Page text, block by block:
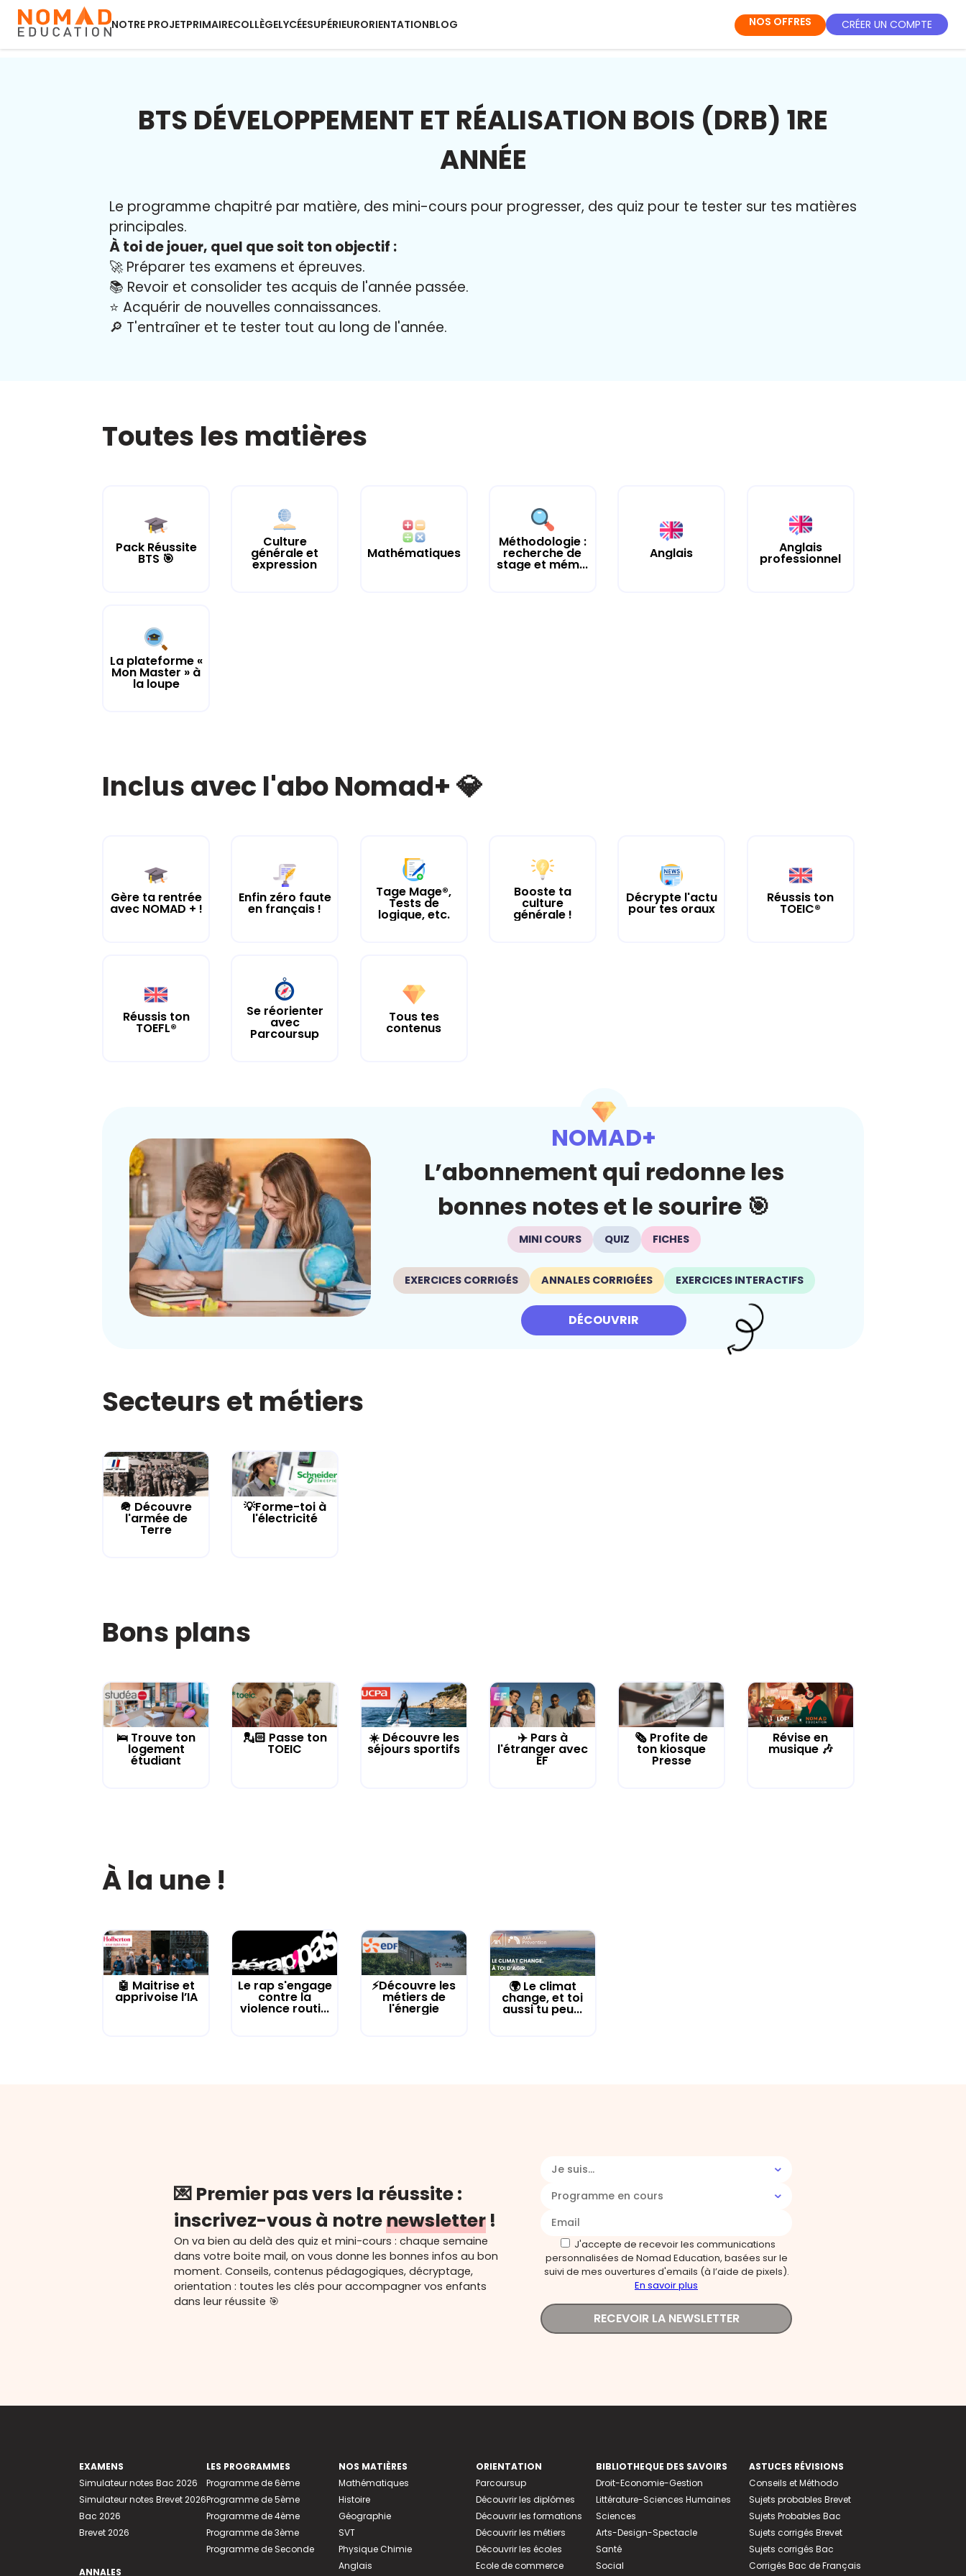
NOTRE PROJETPRIMAIRECOLLÈGELYCÉESUPÉRIEURORIENTATIONBLOG NOS OFFRES CRÉER UN COMPTE
BTS DÉVELOPPEMENT ET RÉALISATION BOIS (DRB) 1RE
ANNÉE
Le programme chapitré par matière, des mini-cours pour progresser, des quiz pour te tester sur tes matières
principales.
À toi de jouer, quel que soit ton objectif :
🚀 Préparer tes examens et épreuves.
📚 Revoir et consolider tes acquis de l'année passée.
⭐️ Acquérir de nouvelles connaissances.
🔎 T'entraîner et te tester tout au long de l'année.
Toutes les matières
Pack Réussite
BTS 🎯
Culture
générale et
expression
Mathématiques
Méthodologie :
recherche de
stage et mém...
Anglais Anglais
professionnel
La plateforme «
Mon Master » à
la loupe
Inclus avec l'abo Nomad+ 💎
Gère ta rentrée
avec NOMAD + !
Enfin zéro faute
en français !
Tage Mage®,
Tests de
logique, etc.
Booste ta
culture
générale !
Décrypte l'actu
pour tes oraux
Réussis ton
TOEIC®
Réussis ton
TOEFL®
Se réorienter
avec
Parcoursup
Tous tes
contenus
NOMAD+
L’abonnement qui redonne les
bonnes notes et le sourire 🎯
MINI COURS QUIZ FICHES
EXERCICES CORRIGÉS ANNALES CORRIGÉES EXERCICES INTERACTIFS
DÉCOUVRIR
Secteurs et métiers
🪖 Découvre
l'armée de
Terre
💡Forme-toi à
l'électricité
Bons plans
🛌 Trouve ton
logement
étudiant
💂🏻 Passe ton
TOEIC
☀️ Découvre les
séjours sportifs
✈️ Pars à
l'étranger avec
EF
🗞️ Profite de
ton kiosque
Presse
Révise en
musique 🎶
À la une !
🤖 Maitrise et
apprivoise l’IA
Le rap s'engage
contre la
violence routi...
⚡Découvre les
métiers de
l'énergie
🌍 Le climat
change, et toi
aussi tu peu...
💌 Premier pas vers la réussite :
inscrivez-vous à notrenewsletter !
On va bien au delà des quiz et mini-cours : chaque semaine
dans votre boite mail, on vous donne les bonnes infos au bon
moment. Conseils, contenus pédagogiques, décryptage,
orientation : toutes les clés pour accompagner vos enfants
dans leur réussite 🎯
Je suis...
Programme en cours
J'accepte de recevoir les communications
personnalisées de Nomad Education, basées sur le
suivi de mes ouvertures d'emails (à l’aide de pixels).
En savoir plus
RECEVOIR LA NEWSLETTER
EXAMENS
Simulateur notes Bac 2026
Simulateur notes Brevet 2026
Bac 2026
Brevet 2026
ANNALES
LES PROGRAMMES
Programme de 6ème
Programme de 5ème
Programme de 4ème
Programme de 3ème
Programme de Seconde
NOS MATIÈRES
Mathématiques
Histoire
Géographie
SVT
Physique Chimie
Anglais
ORIENTATION
Parcoursup
Découvrir les diplômes
Découvrir les formations
Découvrir les métiers
Découvrir les écoles
Ecole de commerce
BIBLIOTHEQUE DES SAVOIRS
Droit-Economie-Gestion
Littérature-Sciences Humaines
Sciences
Arts-Design-Spectacle
Santé
Social
ASTUCES RÉVISIONS
Conseils et Méthodo
Sujets probables Brevet
Sujets Probables Bac
Sujets corrigés Brevet
Sujets corrigés Bac
Corrigés Bac de Français